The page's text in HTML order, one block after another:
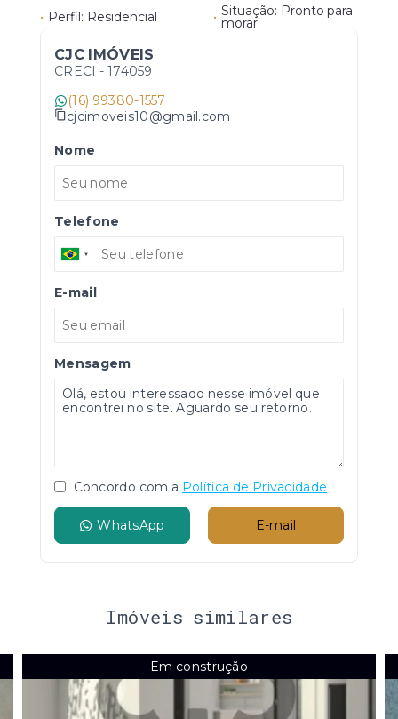
• Perfil: Residencial • Situação: Pronto para
morar
CJC IMÓVEIS
CRECI - 174059
(16) 99380-1557
cjcimoveis10@gmail.com
Nome
Telefone
E-mail
Mensagem
Concordo com a Política de Privacidade
WhatsApp E-mail
Imóveis similares
Em construção